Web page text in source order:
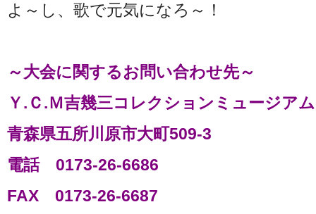
よ～し、歌で元気になろ～！
～大会に関するお問い合わせ先～
Ｙ.Ｃ.Ｍ吉幾三コレクションミュージアム
青森県五所川原市大町509-3
電話 0173-26-6686
FAX 0173-26-6687